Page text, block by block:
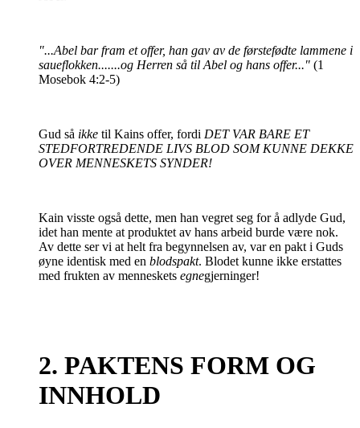
"...Abel bar fram et offer, han gav av de førstefødte lammene i
saueflokken.......og Herren så til Abel og hans offer..." (1
Mosebok 4:2-5)
Gud så ikke til Kains offer, fordi DET VAR BARE ET
STEDFORTREDENDE LIVS BLOD SOM KUNNE DEKKE
OVER MENNESKETS SYNDER!
Kain visste også dette, men han vegret seg for å adlyde Gud,
idet han mente at produktet av hans arbeid burde være nok.
Av dette ser vi at helt fra begynnelsen av, var en pakt i Guds
øyne identisk med en blodspakt. Blodet kunne ikke erstattes
med frukten av menneskets egnegjerninger!
2. PAKTENS FORM OG
INNHOLD